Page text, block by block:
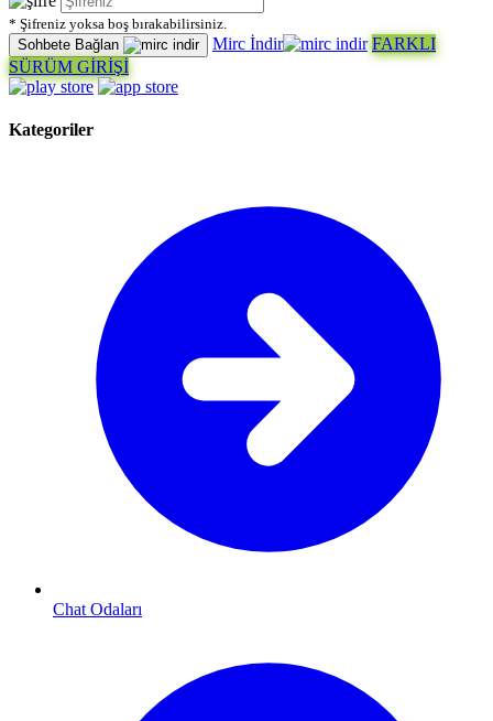
* Şifreniz yoksa boş bırakabilirsiniz.
Sohbete Bağlan
Mirc İndir
FARKLI
SÜRÜM GİRİŞİ
Kategoriler
Chat Odaları